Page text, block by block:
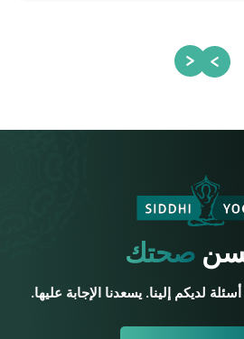
صحتك
لديكم إلينا. يسعدنا الإجابة عليها.